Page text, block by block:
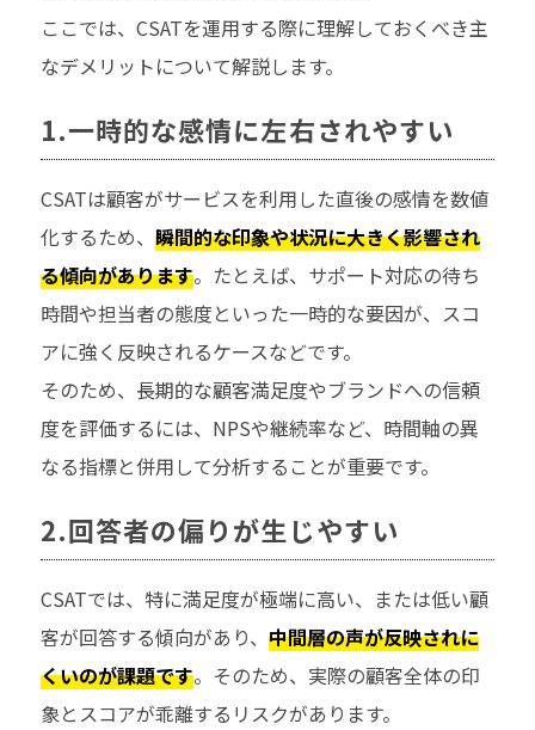
ここでは、CSATを運用する際に理解しておくべき主
なデメリットについて解説します。
1.一時的な感情に左右されやすい
CSATは顧客がサービスを利用した直後の感情を数値
化するため、 瞬間的な印象や状況に大きく影響され
る傾向があります。たとえば、サポート対応の待ち
時間や担当者の態度といった一時的な要因が、スコ
アに強く反映されるケースなどです。
そのため、長期的な顧客満足度やブランドへの信頼
度を評価するには、NPSや継続率など、時間軸の異
なる指標と併用して分析することが重要です。
2.回答者の偏りが生じやすい
CSATでは、特に満足度が極端に高い、または低い顧
客が回答する傾向があり、 中間層の声が反映されに
くいのが課題です。そのため、実際の顧客全体の印
象とスコアが乖離するリスクがあります。